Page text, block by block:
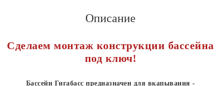
Описание
Сделаем монтаж конструкции бассейна
под ключ!
Бассейн Гигабасс предназначен для вкапывания -